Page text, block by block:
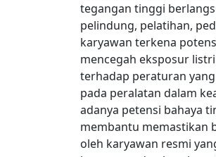
tegangan tinggi
pelindung, pelatihan,
karyawan terkena
mencegah eksposur
terhadap peraturan
pada peralatan dalam
adanya petensi bahaya
membantu memastikan
oleh karyawan resmi